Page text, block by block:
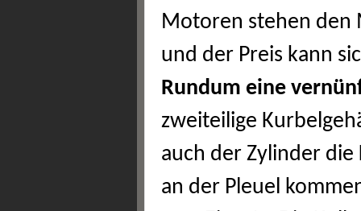
Motoren stehen den
und der Preis kann
Rundum eine
zweiteilige
auch der Zylinder
an der Pleuel